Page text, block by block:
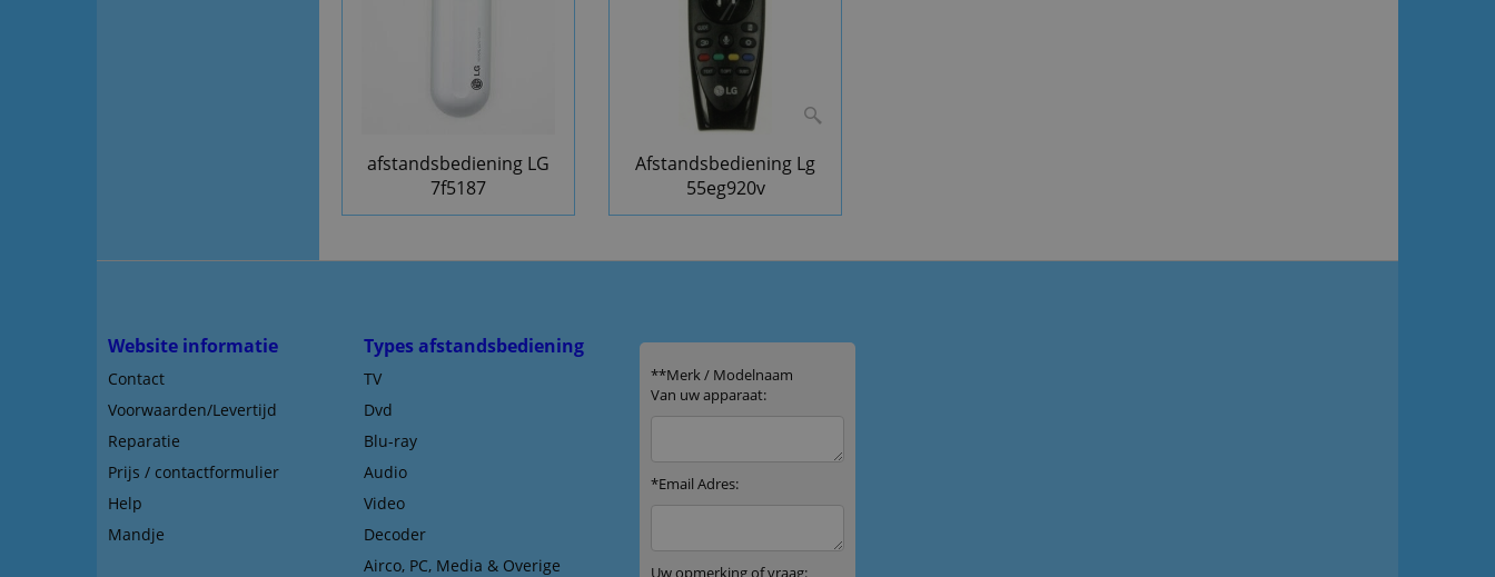
afstandsbediening LG
7f5187
Afstandsbediening Lg
55eg920v
Website informatie
Contact
Voorwaarden/Levertijd
Reparatie
Prijs / contactformulier
Help
Mandje
Types afstandsbediening
TV
Dvd
Blu-ray
Audio
Video
Decoder
Airco, PC, Media & Overige